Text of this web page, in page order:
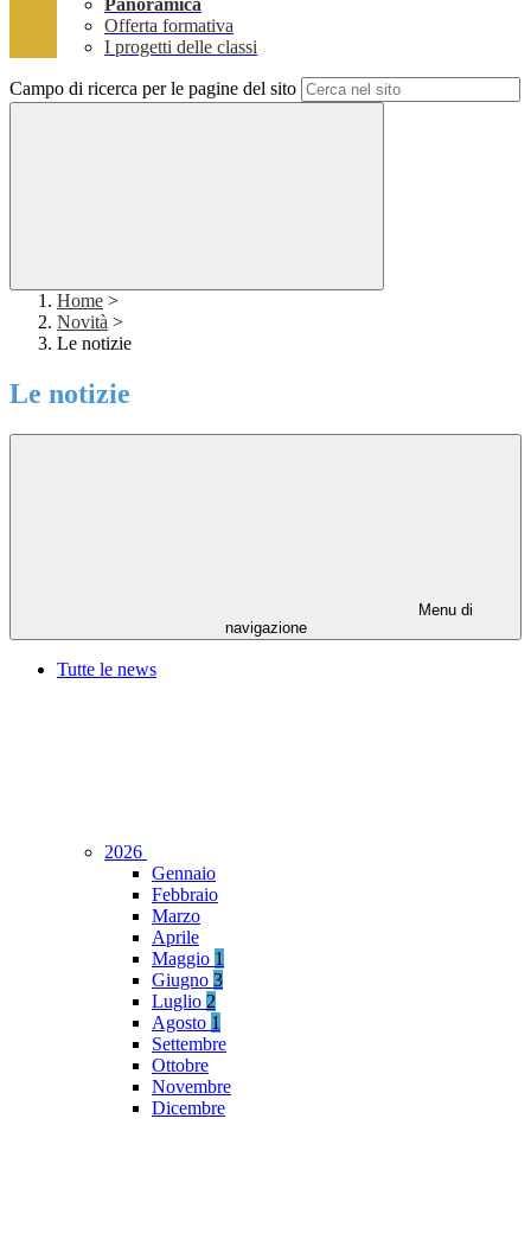
Panoramica
Offerta formativa
I progetti delle classi
Campo di ricerca per le pagine del sito
Home >
Novità >
Le notizie
Le notizie
Menu di
navigazione
Tutte le news
2026
Gennaio
Febbraio
Marzo
Aprile
Maggio 1
Giugno 3
Luglio 2
Agosto 1
Settembre
Ottobre
Novembre
Dicembre